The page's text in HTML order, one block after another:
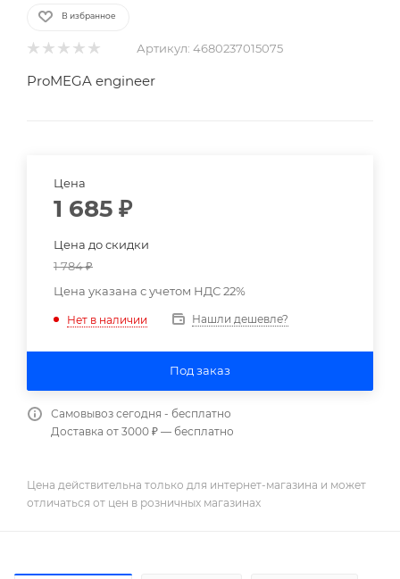
В избранное
Артикул: 4680237015075
ProMEGA engineer
Цена
1 685 ₽
Цена до скидки
1 784₽
Цена указана с учетом НДС 22%
Нет в наличии Нашли дешевле?
Под заказ
Самовывоз сегодня - бесплатно
Доставка от 3000 ₽ — бесплатно
Цена действительна только для интернет-магазина и может
отличаться от цен в розничных магазинах